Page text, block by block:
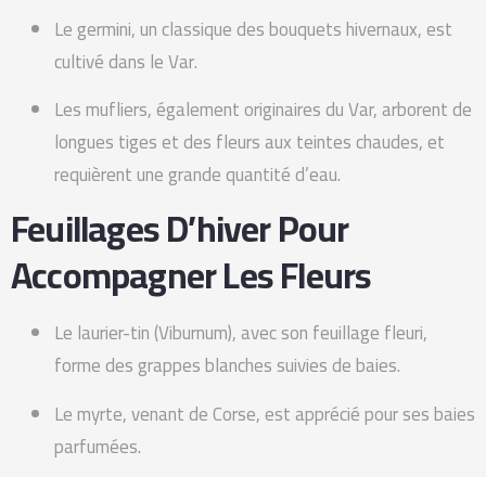
Le germini, un classique des bouquets hivernaux, est
cultivé dans le Var.
Les mufliers, également originaires du Var, arborent de
longues tiges et des fleurs aux teintes chaudes, et
requièrent une grande quantité d’eau.
Feuillages D’hiver Pour
Accompagner Les Fleurs
Le laurier-tin (Viburnum), avec son feuillage fleuri,
forme des grappes blanches suivies de baies.
Le myrte, venant de Corse, est apprécié pour ses baies
parfumées.